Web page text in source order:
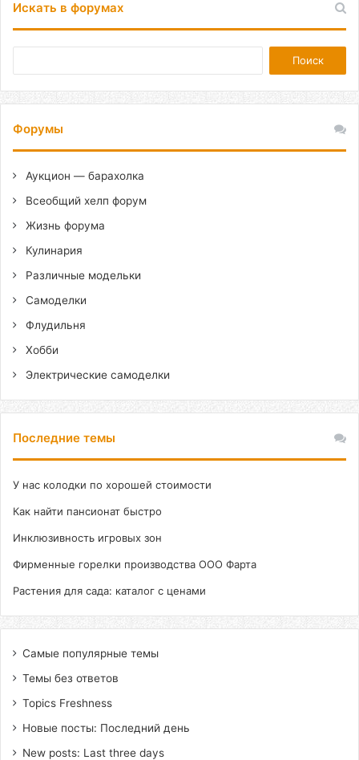
Искать в форумах
Форумы
Аукцион — барахолка
Всеобщий хелп форум
Жизнь форума
Кулинария
Различные модельки
Самоделки
Флудильня
Хобби
Электрические самоделки
Последние темы
У нас колодки по хорошей стоимости
Как найти пансионат быстро
Инклюзивность игровых зон
Фирменные горелки производства ООО Фарта
Растения для сада: каталог с ценами
Самые популярные темы
Темы без ответов
Topics Freshness
Новые посты: Последний день
New posts: Last three days